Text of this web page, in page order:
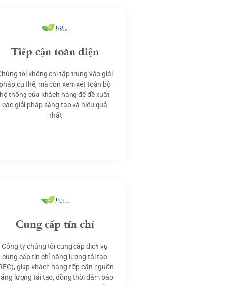
Tiếp cận toàn diện
tôi không chỉ tập trung vào giải
pháp cụ thể, mà còn xem xét toàn bộ
hệ thống của khách hàng để đề xuất
các giải pháp sáng tạo và hiệu quả
nhất
Cung cấp tín chỉ
Công ty chúng tôi cung cấp dịch vụ
cung cấp tín chỉ năng lượng tái tạo
giúp khách hàng tiếp cận nguồn
lượng tái tạo, đồng thời đảm bảo